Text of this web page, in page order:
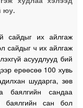
юу.
сайдыг их айлгаж
сайдыг ч их айлгаж
асуудлууд бий
ерөөсөө 100 хувь
шударга, зөв
баялгийн сандаа
баялгийн сан бол